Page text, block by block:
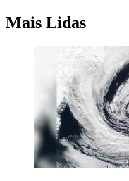
Mais Lidas